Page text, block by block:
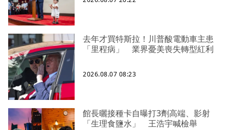
去年才買特斯拉！川普酸電動車主患
「里程病」 業界憂美喪失轉型紅利
2026.08.07 08:23
館長曬接種卡自曝打3劑高端、影射
「生理食鹽水」 王浩宇喊檢舉